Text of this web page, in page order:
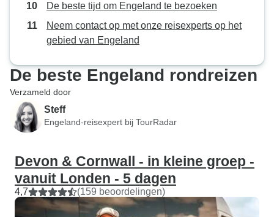
De beste tijd om Engeland te bezoeken
Neem contact op met onze reisexperts op het
gebied van Engeland
De beste Engeland rondreizen
Verzameld door
Steff
Engeland-reisexpert bij TourRadar
Devon & Cornwall - in kleine groep -
vanuit Londen - 5 dagen
4,7 (159 beoordelingen)